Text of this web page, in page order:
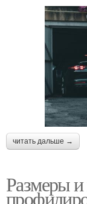
читать дальше →
Размеры